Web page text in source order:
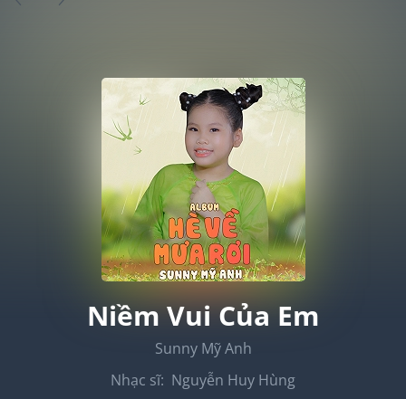
Niềm Vui Của Em
Sunny Mỹ Anh
Nhạc sĩ: Nguyễn Huy Hùng